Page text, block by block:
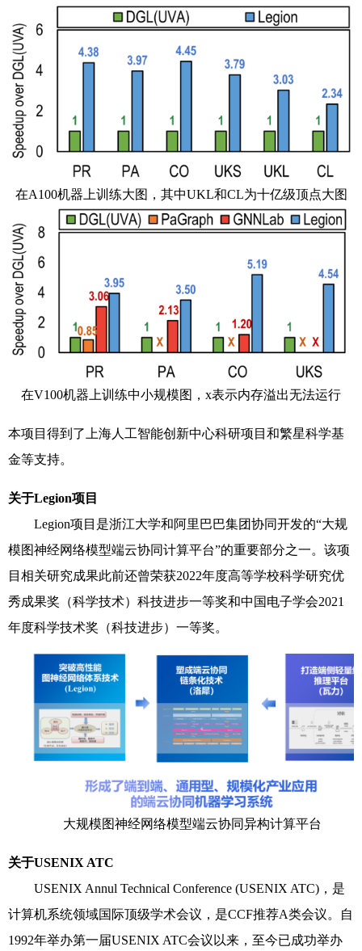
在A100机器上训练大图，其中UKL和CL为十亿级顶点大图
在V100机器上训练中小规模图， x表示内存溢出无法运行
本项目得到了上海人工智能创新中心科研项目和繁星科学基
金等支持。
关于Legion项目
Legion项目是浙江大学和阿里巴巴集团协同开发的“大规
模图神经网络模型端云协同计算平台”的重要部分之一。该项
目相关研究成果此前还曾荣获2022年度高等学校科学研究优
秀成果奖（科学技术）科技进步一等奖和中国电子学会2021
年度科学技术奖 （科技进步）一等奖。
大规模图神经网络模型端云协同异构计算平台
关于USENIX ATC
USENIX Annul Technical Conference (USENIX ATC) ，是
计算机系统领域国际顶级学术会议，是CCF推荐A类会议。自
1992年举办第一届USENIX ATC会议以来，至今已成功举办